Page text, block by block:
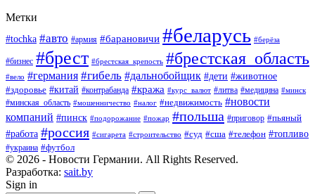
Метки
#tochka #авто #армия #барановичи #беларусь #берёза
#бизнес #брест #брестская_крепость #брестская_область
#вело #германия #гибель #дальнобойщик #дети #животное
#здоровье #китай #контрабанда #кража #курс_валют #литва #медицина #минск
#минская_область #мошенничество #налог #недвижимость #новости
компаний #пинск #подорожание #пожар #польша #приговор #пьяный
#работа #россия #сигарета #строительство #суд #сша #телефон #топливо
#украина #футбол
© 2026 - Новости Германии. All Rights Reserved.
Разработка: sait.by
Sign in